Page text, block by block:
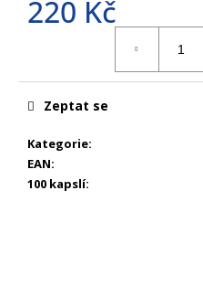
220 Kč
Kategorie:
EAN:
100 kapslí:
Zeptat se
u
m
e